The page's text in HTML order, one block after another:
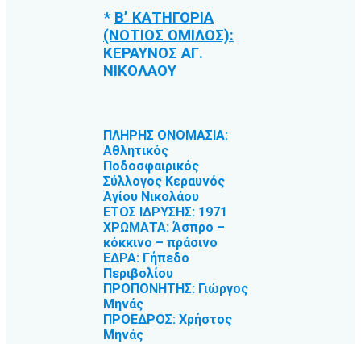
* Β’ ΚΑΤΗΓΟΡΙΑ
(ΝΟΤΙΟΣ ΟΜΙΛΟΣ):
ΚΕΡΑΥΝΟΣ ΑΓ.
ΝΙΚΟΛΑΟΥ
ΠΛΗΡΗΣ ΟΝΟΜΑΣΙΑ:
Αθλητικός
Ποδοσφαιρικός
Σύλλογος Κεραυνός
Αγίου Νικολάου
ΕΤΟΣ ΙΔΡΥΣΗΣ: 1971
ΧΡΩΜΑΤΑ: Άσπρο –
κόκκινο – πράσινο
ΕΔΡΑ: Γήπεδο
Περιβολίου
ΠΡΟΠΟΝΗΤΗΣ: Γιώργος
Μηνάς
ΠΡΟΕΔΡΟΣ: Χρήστος
Μηνάς